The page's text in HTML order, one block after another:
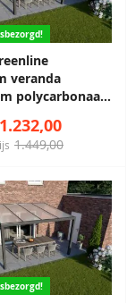
veranda
polycarbonaat
1.449,00
1.232,00